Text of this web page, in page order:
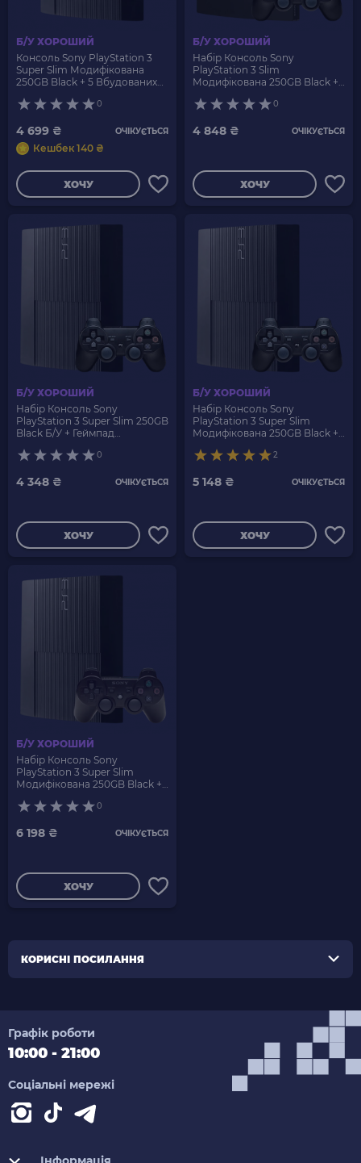
Б/У ХОРОШИЙ
Консоль Sony PlayStation 3
Super Slim Модифікована
250GB Black + 5 Вбудованих
0
4 699 ₴ ОЧІКУЄТЬСЯ
Кешбек 140 ₴
ХОЧУ
Б/У ХОРОШИЙ
Набір Консоль Sony
PlayStation 3 Slim
Модифікована 250GB Black +
Геймпад Бездротовий RMC
0
4 848 ₴ ОЧІКУЄТЬСЯ
ХОЧУ
Б/У ХОРОШИЙ
Набір Консоль Sony
PlayStation 3 Super Slim 250GB
Black Б/У + Геймпад
0
4 348 ₴ ОЧІКУЄТЬСЯ
ХОЧУ
Б/У ХОРОШИЙ
Набір Консоль Sony
PlayStation 3 Super Slim
Модифікована 250GB Black +
Геймпад Бездротовий RMC
2
5 148 ₴ ОЧІКУЄТЬСЯ
ХОЧУ
Б/У ХОРОШИЙ
Набір Консоль Sony
PlayStation 3 Super Slim
Модифікована 250GB Black +
Геймпад Бездротовий
0
6 198 ₴ ОЧІКУЄТЬСЯ
ХОЧУ
КОРИСНІ ПОСИЛАННЯ
Графік роботи
10:00 - 21:00
Соціальні мережі